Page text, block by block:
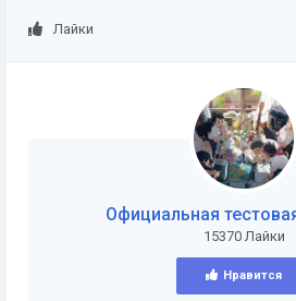
Лайки
Официальная
15370 Лайки
Нравится